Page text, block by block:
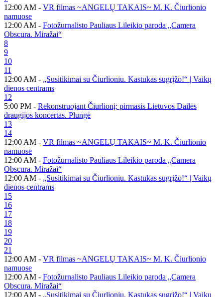
12:00 AM - VR filmas ~ANGELŲ TAKAIS~ M. K. Čiurlionio
namuose
12:00 AM - Fotožurnalisto Pauliaus Lileikio paroda „Camera
Obscura. Miražai“
8
9
10
11
12:00 AM - „Susitikimai su Čiurlioniu. Kastukas sugrįžo!“ | Vaikų
dienos centrams
12
5:00 PM - Rekonstruojant Čiurlionį: pirmasis Lietuvos Dailės
draugijos koncertas. Plungė
13
14
12:00 AM - VR filmas ~ANGELŲ TAKAIS~ M. K. Čiurlionio
namuose
12:00 AM - Fotožurnalisto Pauliaus Lileikio paroda „Camera
Obscura. Miražai“
12:00 AM - „Susitikimai su Čiurlioniu. Kastukas sugrįžo!“ | Vaikų
dienos centrams
15
16
17
18
19
20
21
12:00 AM - VR filmas ~ANGELŲ TAKAIS~ M. K. Čiurlionio
namuose
12:00 AM - Fotožurnalisto Pauliaus Lileikio paroda „Camera
Obscura. Miražai“
12:00 AM - „Susitikimai su Čiurlioniu. Kastukas sugrįžo!“ | Vaikų